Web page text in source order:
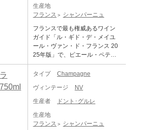
のは、気候に左右されることな
く毎年最高のシャンパーニュを
造ること。 シャンパーニュ造り
に対する極めて独創的なアプロ
ーチを貫いたヨーゼフは、ヴィ
ンテージという概念を超えた最
り上げることを目指しました。
ュの個性を等しく尊重するとい
う理念のもと、クリュッグが創
業されました。 以来、メゾンは6
世代にわたってヨーゼフの夢を
受け継ぎ、そのビジョンとサヴ
たヴィンテージの個性、卓越し
た醸造技術、そして各生産者の
いを存分にご堪能ください。 ※
総額\370,000相当、\120,000オ
フ！(税抜) ------------------------------
-------------------------------------- 《セ
ット内容》 【イニシャル S.A. ジ
ャック・セロス】 シャンパーニ
ュ地方のレコルタン・マニピュ
ランをけん引する偉大な蔵元ジ
ャック・セロス。かつてこの地
ィナミ農法を先駆けて取り入
れ、また全醸造過程をバリック
から1841年であることが分かり
ました。2010年11月には、沈没
船から回収されたボトルのうち1
0本が抜栓され、オーランド諸島
の首都マリエハムンでワイン愛
好家と報道関係者によるテイス
ことができることが明らかにな
りました。これには集まった多
ニュの高い品質基準を証明する
ものとなりました。 【信濃屋が
厳選した直輸入シャンパーニュ
生産地
フランス
シャンパーニュ
フランスで最も権威あるワイン
ガイド「ル・ギド・デ・メイユ
ール・ヴァン・ド・フランス 20
25年版」で、ピエール・ペテル
スが見事3つ星に昇格しました!
【正規代理店商品】 ル・メニ
ーズ、クラマン、オジェなどコ
ート・デ・ブランのグラン・ク
に50%近く使用したペテルスの
スタンダード・キュヴェ！ ドメ
タイプ
Champagne
ヴィンテージ
NV
生産者
ドント･グルレ
生産地
フランス
シャンパーニュ